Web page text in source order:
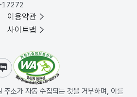
17272
이용약관
사이트맵
블로그
주소가 자동 수집되는 것을 거부하며, 이를